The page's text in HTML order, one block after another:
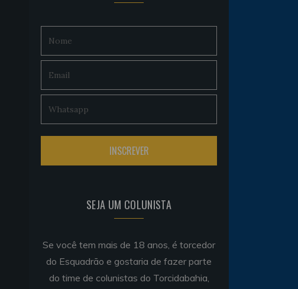
SEJA UM COLUNISTA
Se você tem mais de 18 anos, é torcedor
do Esquadrão e gostaria de fazer parte
do time de colunistas do Torcidabahia,